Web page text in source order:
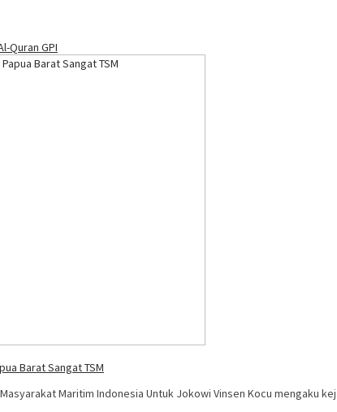
Barat Sangat TSM
Masyarakat Maritim Indonesia Untuk Jokowi Vinsen Kocu mengaku